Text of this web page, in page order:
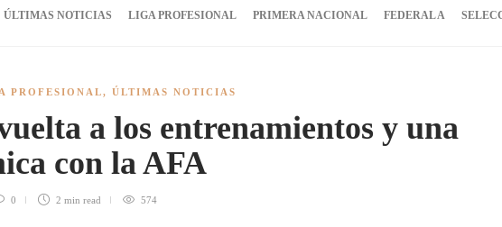
ÚLTIMAS NOTICIAS LIGA PROFESIONAL PRIMERA NACIONAL FEDERAL A
PROFESIONAL, ÚLTIMAS NOTICIAS
a los entrenamientos y una
con la AFA
0 2 min read 574